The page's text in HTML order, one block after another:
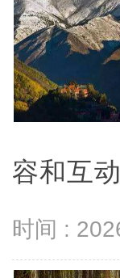
容和互
时间 :